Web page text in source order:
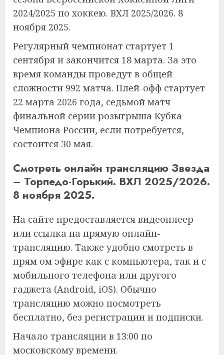
2024/2025 по хоккею. ВХЛ 2025/2026. 8
ноября 2025.
Регулярный чемпионат стартует 1
сентября и закончится 18 марта. За это
время команды проведут в общей
сложности 992 матча. Плей-офф стартует
22 марта 2026 года, седьмой матч
финальной серии розыгрыша Кубка
Чемпиона России, если потребуется,
состоится 30 мая.
Смотреть онлайн трансляцию Звезда
– Торпедо-Горький. ВХЛ 2025/2026.
8 ноября 2025.
На сайте предоставляется видеоплеер
или ссылка на прямую онлайн-
трансляцию. Также удобно смотреть в
прям ом эфире как с компьютера, так и с
мобильного телефона или другого
гаджета (Android, iOS). Обычно
трансляцию можно посмотреть
бесплатно, без регистрации и подписки.
Начало трансляции в 13:00 по
московскому времени.